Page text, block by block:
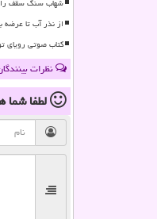
از نذر آب تا عرضه
کتاب صوتی رویای
نظرات
لطفا شما